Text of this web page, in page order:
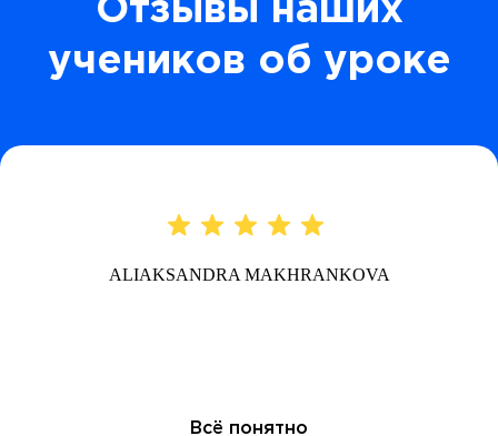
Отзывы наших
учеников об уроке
ALIAKSANDRA MAKHRANKOVA
Всё понятно